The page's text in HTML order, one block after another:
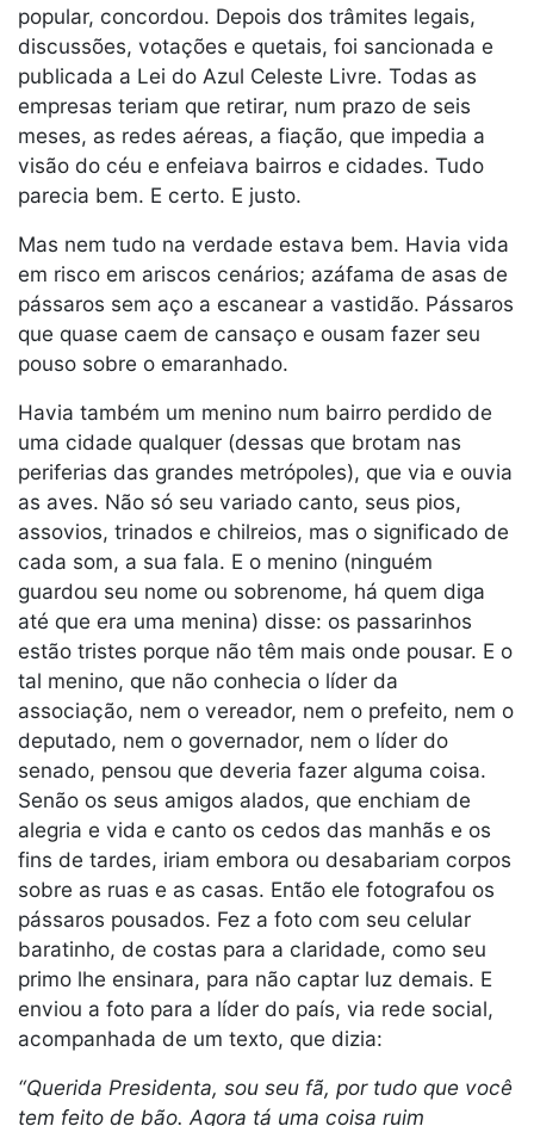
popular, concordou. Depois dos trâmites legais,
discussões, votações e quetais, foi sancionada e
publicada a Lei do Azul Celeste Livre. Todas as
empresas teriam que retirar, num prazo de seis
meses, as redes aéreas, a fiação, que impedia a
visão do céu e enfeiava bairros e cidades. Tudo
parecia bem. E certo. E justo.
Mas nem tudo na verdade estava bem. Havia vida
em risco em ariscos cenários; azáfama de asas de
pássaros sem aço a escanear a vastidão. Pássaros
que quase caem de cansaço e ousam fazer seu
pouso sobre o emaranhado.
Havia também um menino num bairro perdido de
uma cidade qualquer (dessas que brotam nas
periferias das grandes metrópoles), que via e ouvia
as aves. Não só seu variado canto, seus pios,
assovios, trinados e chilreios, mas o significado de
cada som, a sua fala. E o menino (ninguém
guardou seu nome ou sobrenome, há quem diga
até que era uma menina) disse: os passarinhos
estão tristes porque não têm mais onde pousar. E o
tal menino, que não conhecia o líder da
associação, nem o vereador, nem o prefeito, nem o
deputado, nem o governador, nem o líder do
senado, pensou que deveria fazer alguma coisa.
Senão os seus amigos alados, que enchiam de
alegria e vida e canto os cedos das manhãs e os
fins de tardes, iriam embora ou desabariam corpos
sobre as ruas e as casas. Então ele fotografou os
pássaros pousados. Fez a foto com seu celular
baratinho, de costas para a claridade, como seu
primo lhe ensinara, para não captar luz demais. E
enviou a foto para a líder do país, via rede social,
acompanhada de um texto, que dizia:
“Querida Presidenta, sou seu fã, por tudo que você
tem feito de bão. Agora tá uma coisa ruim